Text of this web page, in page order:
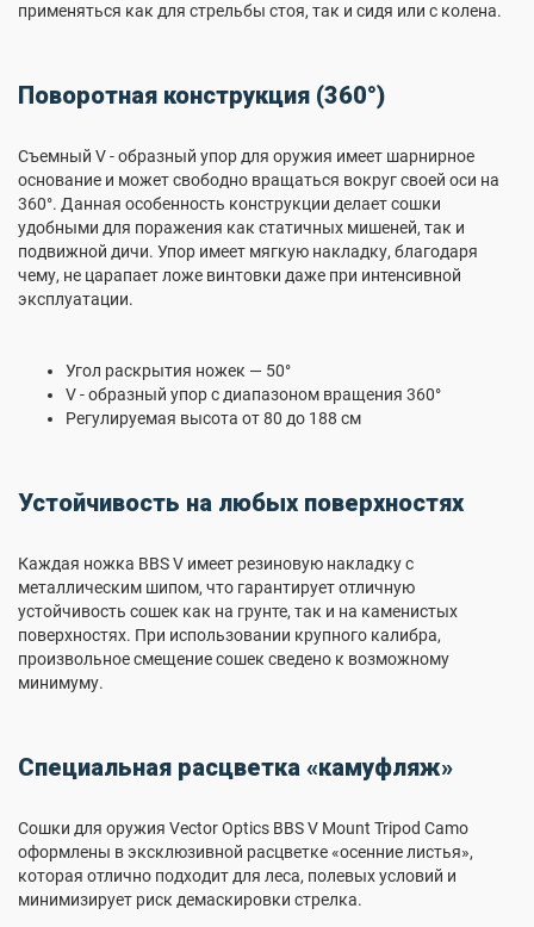
применяться как для стрельбы стоя, так и сидя или с колена.
Поворотная конструкция (360°)
Съемный V - образный упор для оружия имеет шарнирное
основание и может свободно вращаться вокруг своей оси на
360°. Данная особенность конструкции делает сошки
удобными для поражения как статичных мишеней, так и
подвижной дичи. Упор имеет мягкую накладку, благодаря
чему, не царапает ложе винтовки даже при интенсивной
эксплуатации.
Угол раскрытия ножек — 50°
V - образный упор с диапазоном вращения 360°
Регулируемая высота от 80 до 188 см
Устойчивость на любых поверхностях
Каждая ножка BBS V имеет резиновую накладку с
металлическим шипом, что гарантирует отличную
устойчивость сошек как на грунте, так и на каменистых
поверхностях. При использовании крупного калибра,
произвольное смещение сошек сведено к возможному
минимуму.
Специальная расцветка «камуфляж»
Сошки для оружия Vector Optics BBS V Mount Tripod Camo
оформлены в эксклюзивной расцветке «осенние листья»,
которая отлично подходит для леса, полевых условий и
минимизирует риск демаскировки стрелка.